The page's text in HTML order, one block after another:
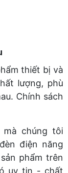
thiết bị và
lượng, phù
Chính sách
mà chúng tôi
điện năng
phẩm trên
uy tin - chất